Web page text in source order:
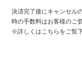
決済完了後にキャンセル
時の手数料はお客様のご
※詳しくはこちらをご覧